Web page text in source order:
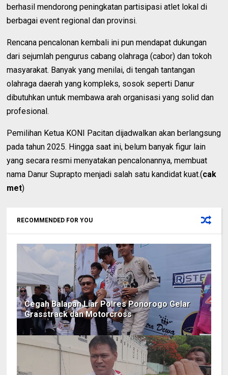
berhasil mendorong peningkatan partisipasi atlet lokal di
berbagai event regional dan provinsi.
Rencana pencalonan kembali ini pun mendapat dukungan
dari sejumlah pengurus cabang olahraga (cabor) dan tokoh
masyarakat. Banyak yang menilai, di tengah tantangan
olahraga daerah yang kompleks, sosok seperti Danur
dibutuhkan untuk membawa arah organisasi yang solid dan
profesional.
Pemilihan Ketua KONI Pacitan dijadwalkan akan berlangsung
pada tahun 2025. Hingga saat ini, belum banyak figur lain
yang secara resmi menyatakan pencalonannya, membuat
nama Danur Suprapto menjadi salah satu kandidat kuat.(cak
met)
RECOMMENDED FOR YOU
Cegah Balapan Liar Polres Ponorogo Gelar
Grasstrack dan Motorcross